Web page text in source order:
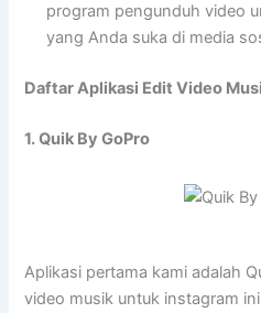
program pengunduh video
yang Anda suka di media
Daftar Aplikasi Edit Video
1. Quik By GoPro
Aplikasi pertama kami adalah
video musik untuk instagram